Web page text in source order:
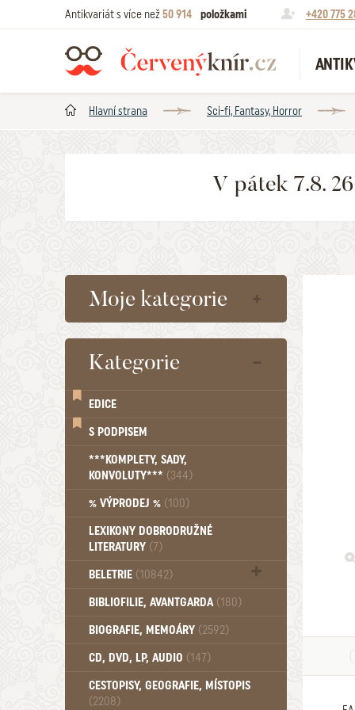
Antikvariát s více než50 914 položkami +420 775
Hlavní strana Sci-fi, Fantasy, Horror
V pátek 7.8.
Moje kategorie
Kategorie
EDICE
S PODPISEM
***KOMPLETY, SADY,
KONVOLUTY*** (344)
% VÝPRODEJ % (100)
LEXIKONY DOBRODRUŽNÉ
LITERATURY (7)
BELETRIE (10842)
Beletrie - Historická (1388)
Beletrie - Povídky (1758)
Beletrie - Válečné romány (489)
Beletrie - Ženské a dívčí romány
(1522)
BIBLIOFILIE, AVANTGARDA (180)
BIOGRAFIE, MEMOÁRY (2592)
CD, DVD, LP, AUDIO (147)
CESTOPISY, GEOGRAFIE, MÍSTOPIS
(2208)